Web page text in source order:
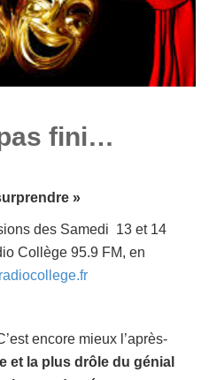
fini…
»
des Samedi 13 et 14
Collège 95.9 FM, en
encore mieux l’après-
et la plus drôle du génial